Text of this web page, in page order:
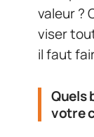
valeur ?
viser
il faut
Quels
votre